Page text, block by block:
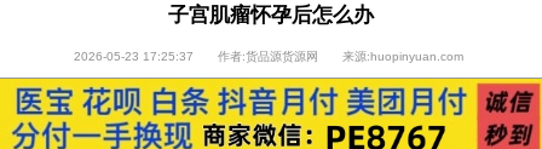
子宫肌瘤怀孕后怎么办
2026-05-23 17:25:37 作者:货品源货源网 来源:huopinyuan.com